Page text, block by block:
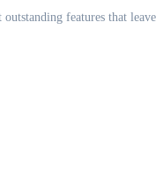
features that